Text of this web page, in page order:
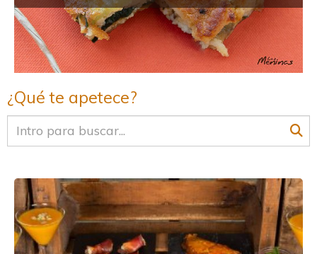
¿Qué te apetece?